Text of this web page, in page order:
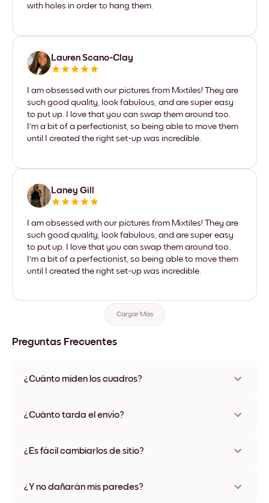
with holes in order to hang them.
Lauren Scano-Clay
I am obsessed with our pictures from Mixtiles! They are
such good quality, look fabulous, and are super easy
to put up. I love that you can swap them around too.
I'm a bit of a perfectionist, so being able to move them
until I created the right set-up was incredible.
Laney Gill
I am obsessed with our pictures from Mixtiles! They are
such good quality, look fabulous, and are super easy
to put up. I love that you can swap them around too.
I'm a bit of a perfectionist, so being able to move them
until I created the right set-up was incredible.
Cargar Más
Preguntas Frecuentes
¿Cuánto miden los cuadros?
varios materiales y colores de marco, incluidas opciones sin
¿Cuánto tarda el envío?
disponibles en algunos países. Te enviaremos un número de
¿Es fácil cambiarlos de sitio?
ningún daño
¿Y no dañarán mis paredes?